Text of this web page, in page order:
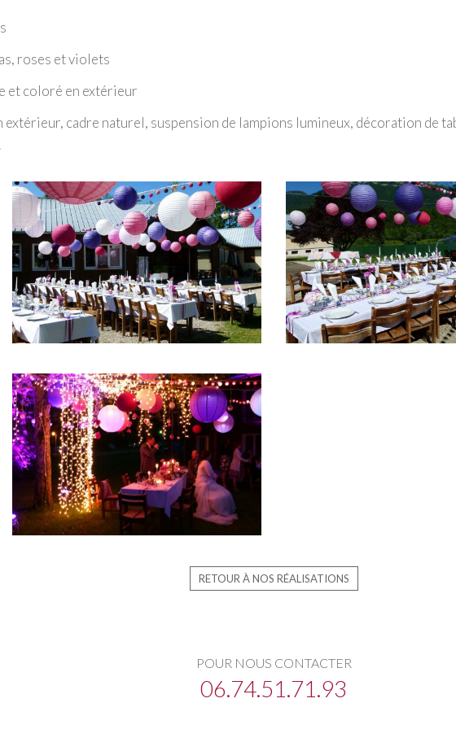
roses et violets
et coloré en extérieur
extérieur, cadre naturel, suspension de lampions lumineux, décoration de
RETOUR À NOS RÉALISATIONS
POUR NOUS CONTACTER
06.74.51.71.93